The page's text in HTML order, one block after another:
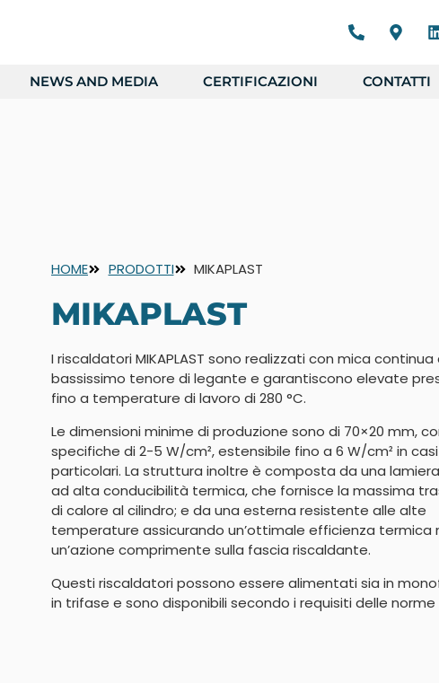
NEWS AND MEDIA CERTIFICAZIONI CONTATTI
HOME PRODOTTI MIKAPLAST
MIKAPLAST
I riscaldatori MIKAPLAST sono realizzati con mica continua
bassissimo tenore di legante e garantiscono elevate
fino a temperature di lavoro di 280 °C.
Le dimensioni minime di produzione sono di 70×20 mm,
specifiche di 2-5 W/cm², estensibile fino a 6 W/cm² in casi
particolari. La struttura inoltre è composta da una
ad alta conducibilità termica, che fornisce la massima
di calore al cilindro; e da una esterna resistente alle alte
temperature assicurando un’ottimale efficienza termica
un’azione comprimente sulla fascia riscaldante.
Questi riscaldatori possono essere alimentati sia in
in trifase e sono disponibili secondo i requisiti delle norme